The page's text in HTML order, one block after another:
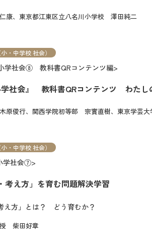
康、東京都江東区立八名川小学校 澤田純二
学社会』 教科書QRコンテンツ わたし
原俊行、関西学院初等部 宗實直樹、東京学芸
学社会⑧ 教科書QRコンテンツ編>
・中学校 社会）
考え方」を育む問題解決学習
え方」とは？ どう育むか？
柴田好章
学社会⑦>
・中学校 社会）